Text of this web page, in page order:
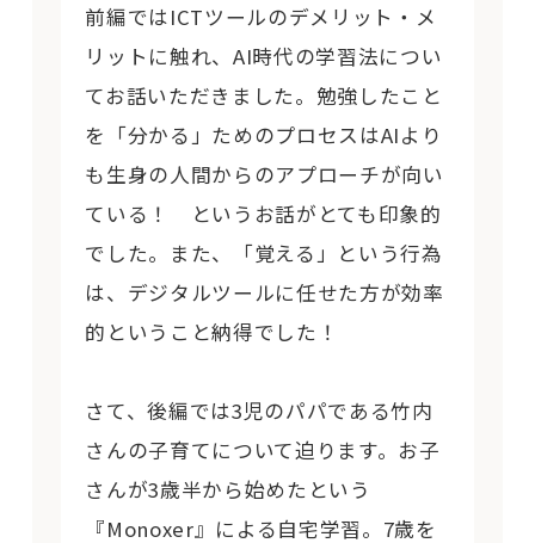
前編ではICTツールのデメリット・メ
リットに触れ、AI時代の学習法につい
てお話いただきました。勉強したこと
を「分かる」ためのプロセスはAIより
も生身の人間からのアプローチが向い
ている！ というお話がとても印象的
でした。また、「覚える」という行為
は、デジタルツールに任せた方が効率
的ということ納得でした！
さて、後編では3児のパパである竹内
さんの子育てについて迫ります。お子
さんが3歳半から始めたという
『Monoxer』による自宅学習。7歳を